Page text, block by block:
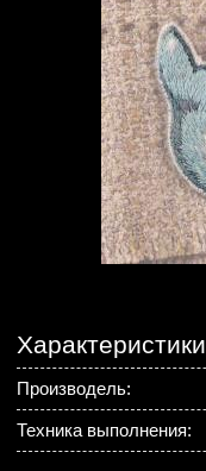
Характеристики
Производель:
Техника выполнения: